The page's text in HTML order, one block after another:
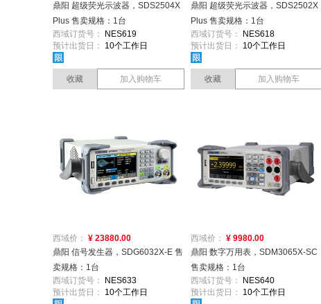
鼎阳 超级荧光示波器，SDS2504X
Plus 售卖规格：1台
西域订货号：
NES619
预计出货日：
10个工作日
收藏 加入购物车
鼎阳 超级荧光示波器，SDS2502X
Plus 售卖规格：1台
西域订货号：
NES618
预计出货日：
10个工作日
收藏 加入购物车
西域价： ¥ 23880.00
鼎阳 信号发生器，SDG6032X-E 售
卖规格：1台
西域订货号：
NES633
预计出货日：
10个工作日
西域价： ¥ 9980.00
鼎阳 数字万用表，SDM3065X-SC
售卖规格：1台
西域订货号：
NES640
预计出货日：
10个工作日